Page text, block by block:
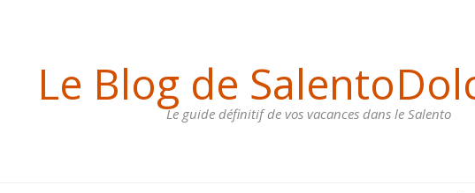
Le Blog de
Le guide définitif de vos vacances dans le Salento